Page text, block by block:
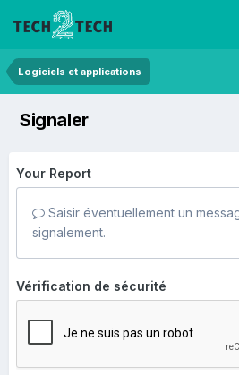
Logiciels et applications
Signaler
Your Report
Saisir éventuellement un
signalement.
Vérification de sécurité